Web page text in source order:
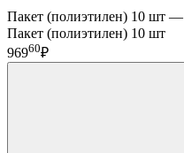
Пакет (полиэтилен) 10 шт —
Пакет (полиэтилен) 10 шт
96960₽